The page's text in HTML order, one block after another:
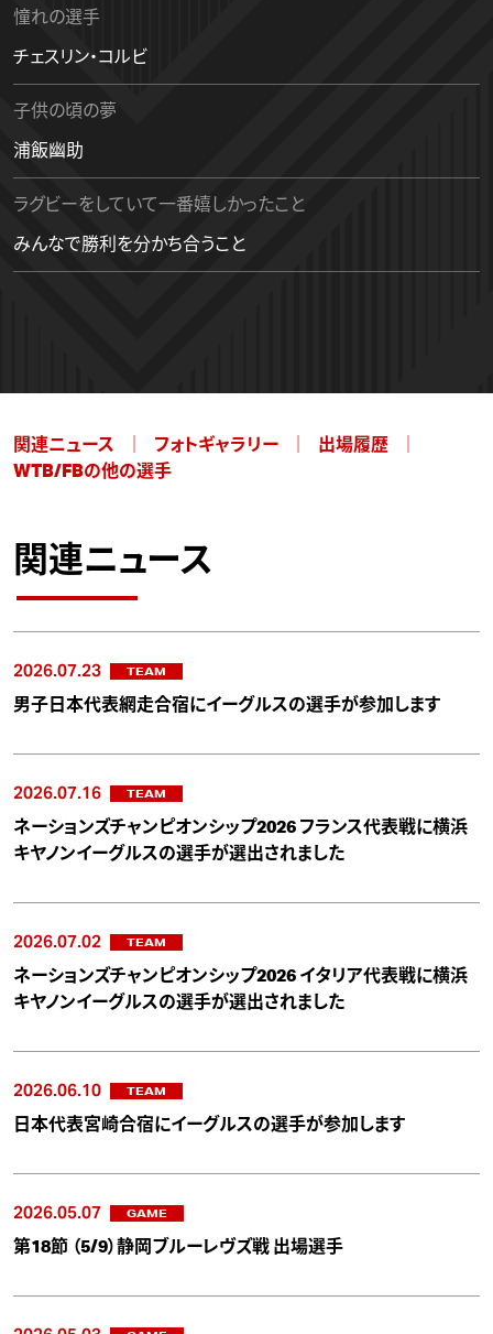
憧れの選手
チェスリン・コルビ
子供の頃の夢
浦飯幽助
ラグビーをしていて一番嬉しかったこと
みんなで勝利を分かち合うこと
関連ニュース フォトギャラリー
出場履歴
WTB/FBの他の選手
関連ニュース
2026.07.23 TEAM
男子日本代表網走合宿にイーグルスの選手が参加します
2026.07.16 TEAM
ネーションズチャンピオンシップ2026 フランス代表戦に横浜
キヤノンイーグルスの選手が選出されました
2026.07.02 TEAM
ネーションズチャンピオンシップ2026 イタリア代表戦に横浜
キヤノンイーグルスの選手が選出されました
2026.06.10 TEAM
日本代表宮崎合宿にイーグルスの選手が参加します
2026.05.07 GAME
第18節 （5/9）静岡ブルーレヴズ戦 出場選手